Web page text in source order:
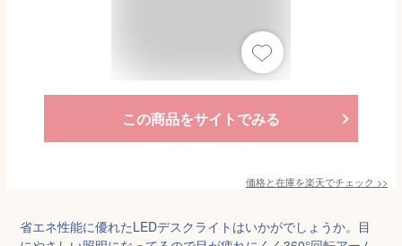
この商品をサイトでみる
価格と在庫を楽天でチェック >>
省エネ性能に優れたLEDデスクライトはいかがでしょうか。目